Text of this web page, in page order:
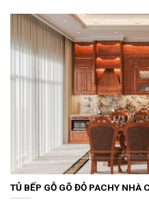
TỦ BẾP GỖ GÕ ĐỎ PACHY NHÀ